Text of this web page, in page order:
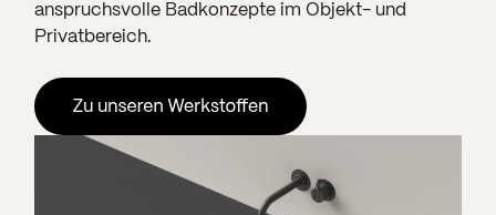
anspruchsvolle Badkonzepte im Objekt- und
Privatbereich.